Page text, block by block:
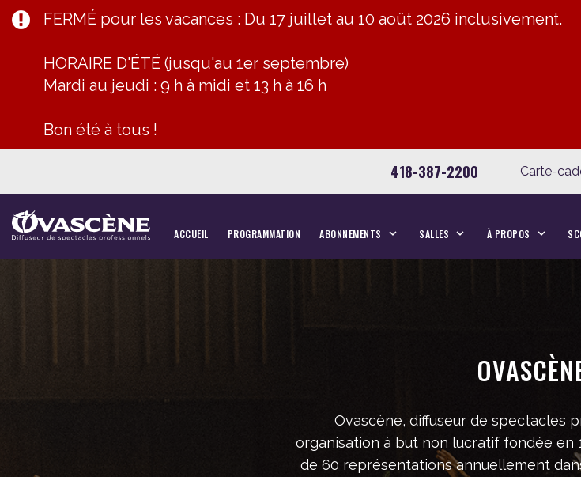
FERMÉ pour les vacances : Du 17 juillet au 10 août 2026 inclusivement.
HORAIRE D'ÉTÉ (jusqu'au 1er septembre)
Mardi au jeudi : 9 h à midi et 13 h à 16 h
Bon été à tous !
418-387-2200 Carte-
ACCUEIL PROGRAMMATION ABONNEMENTS SALLES À PROPOS
Ovascène, diffuseur de spectacles
organisation à but non lucratif fondée en
de 60 représentations annuellement